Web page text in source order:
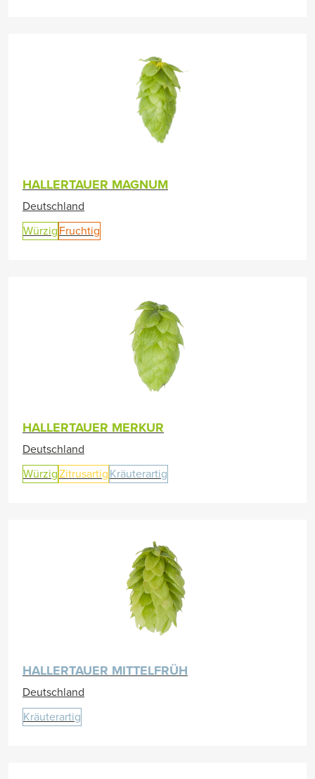
HALLERTAUER MAGNUM
Deutschland
Würzig Fruchtig
HALLERTAUER MERKUR
Deutschland
WürzigZitrusartig Kräuterartig
HALLERTAUER MITTELFRÜH
Deutschland
Kräuterartig